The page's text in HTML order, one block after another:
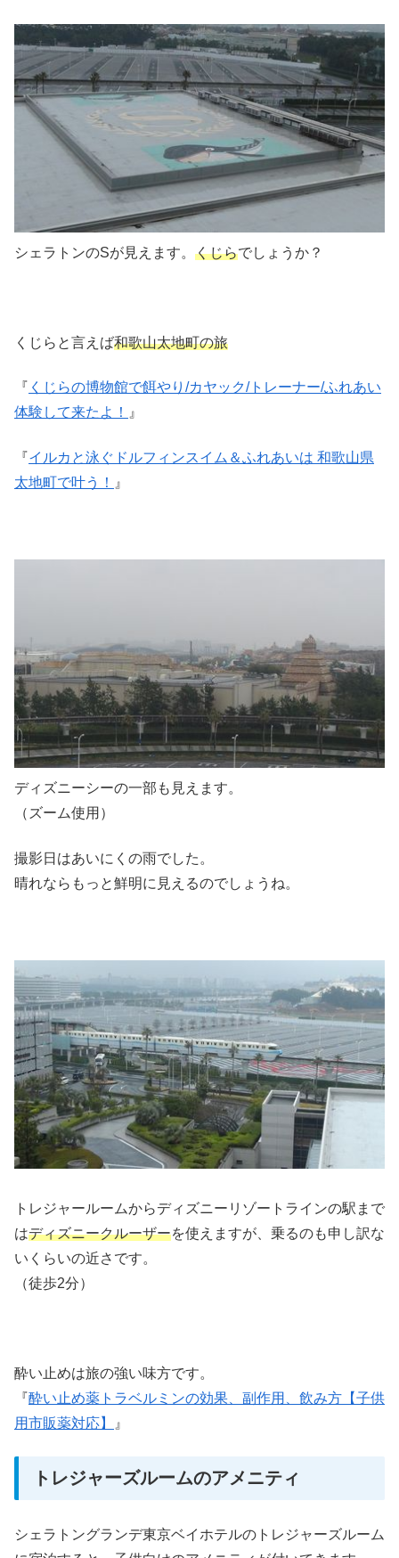
シェラトンのSが見えます。 くじらでしょうか？
くじらと言えば和歌山太地町の旅
『 くじらの博物館で餌やり/カヤック/トレーナー/ふれあい
体験して来たよ！
』
『イルカと泳ぐドルフィンスイム＆ふれあいは 和歌山県
太地町で叶う！
』
ディズニーシーの一部も見えます。
（ズーム使用）
撮影日はあいにくの雨でした。
晴れならもっと鮮明に見えるのでしょうね。
トレジャールームからディズニーリゾートラインの駅まで
はディズニークルーザーを使えますが、乗るのも申し訳な
いくらいの近さです。
（徒歩2分）
酔い止めは旅の強い味方です。
『酔い止め薬トラベルミンの効果、副作用、飲み方【子供
用市販薬対応】
』
トレジャーズルームのアメニティ
シェラトングランデ東京ベイホテルのトレジャーズルーム